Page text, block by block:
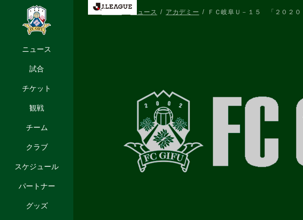
ニュース
試合
チケット
観戦
チーム
クラブ
スケジュール
パートナー
グッズ
HOME ニュース アカデミー ＦＣ岐阜Ｕ－１５ 「２０２０